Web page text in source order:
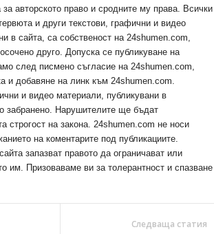
авторското право и сродните му права. Всички
и други текстови, графични и видео
в сайта, са собственост на 24shumen.com,
друго. Допуска се публикуване на
след писмено съгласие на 24shumen.com,
и добавяне на линк към 24shumen.com.
и видео материали, публикувани в
забранено. Нарушителите ще бъдат
строгост на закона. 24shumen.com не носи
на коментарите под публикациите.
запазват правото да ограничават или
им. Призоваваме ви за толерантност и спазване
Следваща статия